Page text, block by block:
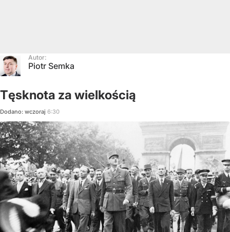
Autor:
Piotr Semka
Tęsknota za wielkością
Dodano: wczoraj 6:30